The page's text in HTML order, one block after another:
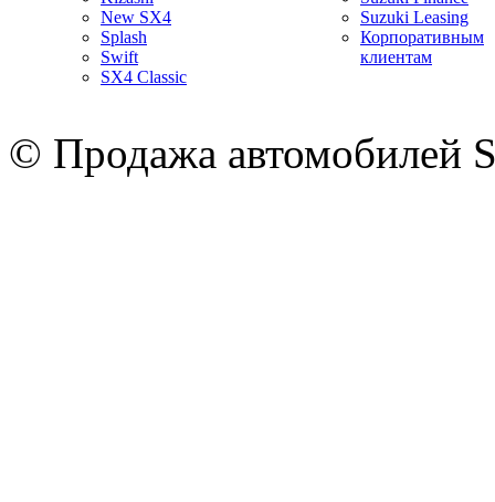
New SX4
Splash
Swift
SX4 Classic
Suzuki Leasing
Корпоративным
клиентам
© Продажа автомобилей